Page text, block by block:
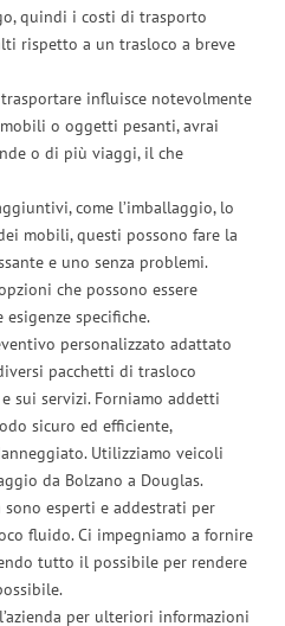
quindi i costi di trasporto
rispetto a un trasloco a breve
influisce notevolmente
o oggetti pesanti, avrai
o di più viaggi, il che
come l’imballaggio, lo
mobili, questi possono fare la
e uno senza problemi.
che possono essere
specifiche.
personalizzato adattato
pacchetti di trasloco
sui servizi. Forniamo addetti
sicuro ed efficiente,
Utilizziamo veicoli
da Bolzano a Douglas.
esperti e addestrati per
fluido. Ci impegniamo a fornire
tutto il possibile per rendere
per ulteriori informazioni